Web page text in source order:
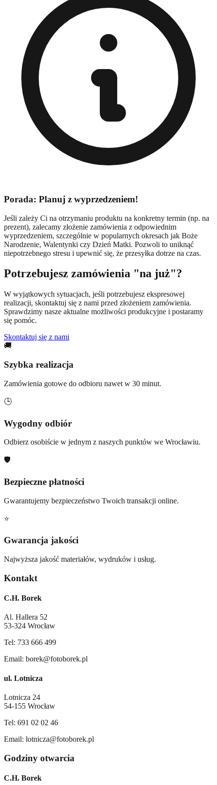
Porada: Planuj z wyprzedzeniem!
Jeśli zależy Ci na otrzymaniu produktu na konkretny termin (np. na
prezent), zalecamy złożenie zamówienia z odpowiednim
wyprzedzeniem, szczególnie w popularnych okresach jak Boże
Narodzenie, Walentynki czy Dzień Matki. Pozwoli to uniknąć
niepotrzebnego stresu i upewnić się, że przesyłka dotrze na czas.
Potrzebujesz zamówienia "na już"?
W wyjątkowych sytuacjach, jeśli potrzebujesz ekspresowej
realizacji, skontaktuj się z nami przed złożeniem zamówienia.
Sprawdzimy nasze aktualne możliwości produkcyjne i postaramy
się pomóc.
Skontaktuj się z nami
🚚
Szybka realizacja
Zamówienia gotowe do odbioru nawet w 30 minut.
🕒
Wygodny odbiór
Odbierz osobiście w jednym z naszych punktów we Wrocławiu.
🛡️
Bezpieczne płatności
Gwarantujemy bezpieczeństwo Twoich transakcji online.
⭐
Gwarancja jakości
Najwyższa jakość materiałów, wydruków i usług.
Kontakt
C.H. Borek
Al. Hallera 52
53-324 Wrocław
Tel: 733 666 499
Email: borek@fotoborek.pl
ul. Lotnicza
Lotnicza 24
54-155 Wrocław
Tel: 691 02 02 46
Email: lotnicza@fotoborek.pl
Godziny otwarcia
C.H. Borek